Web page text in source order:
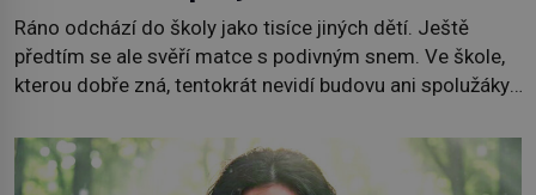
Ráno odchází do školy jako tisíce jiných dětí. Ještě
předtím se ale svěří matce s podivným snem. Ve škole,
kterou dobře zná, tentokrát nevidí budovu ani spolužáky.
později je mrtvá. Mohla devítiletá Zahlédla vlastní
osud? Dne 21. října 1966 se velšská vesnice Aberfan […]